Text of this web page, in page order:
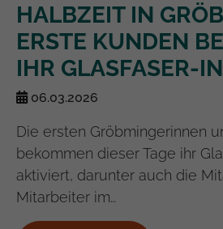
HALBZEIT IN
ERSTE KUNDEN
IHR GLASFASER-
06.03.2026
Die ersten Gröbmingerinnen
bekommen dieser Tage ihr
aktiviert, darunter auch die
Mitarbeiter im…